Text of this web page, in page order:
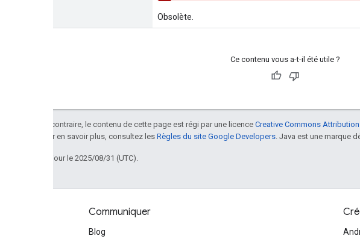
Obsolète.
Ce contenu vous a-t-il été utile ?
Sauf indication contraire, le contenu de cette page est régi par une licence Creative Commons
. Pour en savoir plus, consultez les Règles du site Google Developers . Java est une marque
Dernière mise à jour le 2025/08/31 (UTC).
Communiquer
Blog